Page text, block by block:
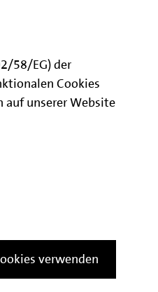
58/EG) der
Cookies
unserer Website
verwenden